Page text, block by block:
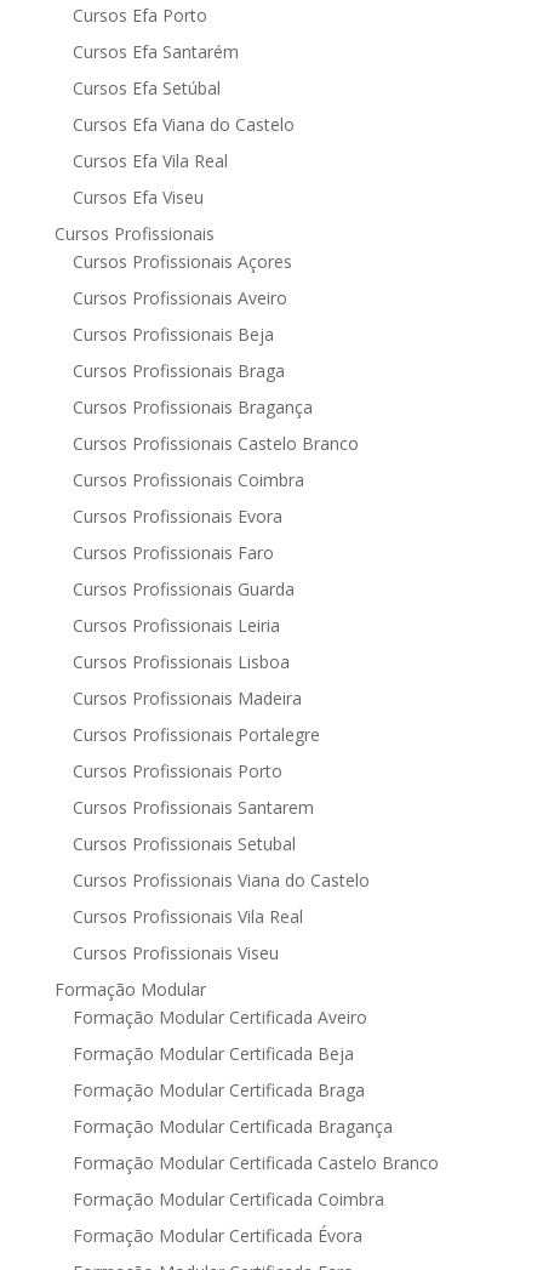
Cursos Efa Porto
Cursos Efa Santarém
Cursos Efa Setúbal
Cursos Efa Viana do Castelo
Cursos Efa Vila Real
Cursos Efa Viseu
Cursos Profissionais
Cursos Profissionais Açores
Cursos Profissionais Aveiro
Cursos Profissionais Beja
Cursos Profissionais Braga
Cursos Profissionais Bragança
Cursos Profissionais Castelo Branco
Cursos Profissionais Coimbra
Cursos Profissionais Evora
Cursos Profissionais Faro
Cursos Profissionais Guarda
Cursos Profissionais Leiria
Cursos Profissionais Lisboa
Cursos Profissionais Madeira
Cursos Profissionais Portalegre
Cursos Profissionais Porto
Cursos Profissionais Santarem
Cursos Profissionais Setubal
Cursos Profissionais Viana do Castelo
Cursos Profissionais Vila Real
Cursos Profissionais Viseu
Formação Modular
Formação Modular Certificada Aveiro
Formação Modular Certificada Beja
Formação Modular Certificada Braga
Formação Modular Certificada Bragança
Formação Modular Certificada Castelo Branco
Formação Modular Certificada Coimbra
Formação Modular Certificada Évora